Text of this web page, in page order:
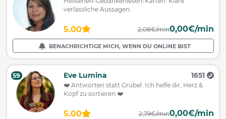
verlässliche Aussagen.
5.00 2,08€/min0,00€/min
BENACHRICHTIGE MICH, WENN DU ONLINE BIST
59 Eve Lumina 1651
❤️ Antworten statt Grübel .Ich helfe dir, Herz &
Kopf zu sortieren ❤️
5.00 2,79€/min0,00€/min